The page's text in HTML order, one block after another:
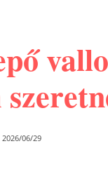
2026/06/29